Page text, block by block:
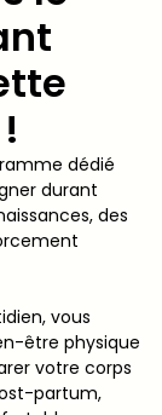
dédié
durant
des
vous
être physique
votre corps
partum,